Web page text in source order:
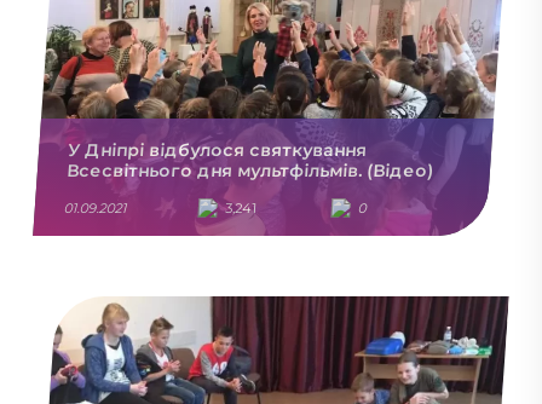
У Дніпрі відбулося святкування
Всесвітнього дня мультфільмів. (Відео)
01.09.2021 3,241 0